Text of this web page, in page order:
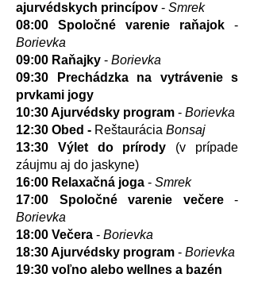
ajurvédskych princípov - Smrek
08:00 Spoločné varenie raňajok -
Borievka
09:00 Raňajky - Borievka
09:30
Prechádzka na vytrávenie s
prvkami jogy
10:30Ajurvédsky program - Borievka
12:30 Obed - Reštaurácia Bonsaj
13:30 Výlet do prírody (v prípade
záujmu aj do jaskyne)
16:00 Relaxačná joga - Smrek
17:00 Spoločné varenie večere-
Borievka
18:00 Večera - Borievka
18:30 Ajurvédsky program - Borievka
19:30 voľno alebo wellnes a bazén